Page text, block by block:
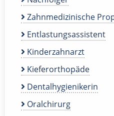
Zahnmedizinische
Entlastungsassistent
Kinderzahnarzt
Kieferorthopäde
Dentalhygienikerin
Oralchirurg